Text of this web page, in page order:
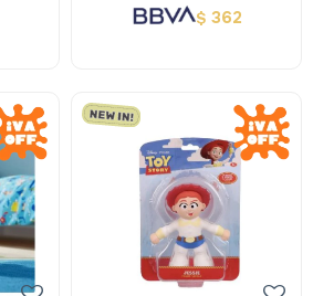
$ 362